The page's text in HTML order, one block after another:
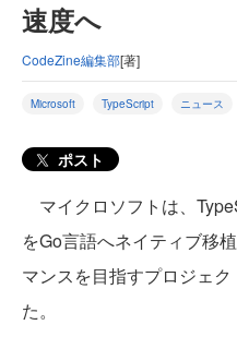
速度へ
CodeZine編集部[著]
Microsoft TypeScript ニュース
ポスト
マイクロソフトは、
をGo言語へネイティブ移
マンスを目指すプロジェ
た。